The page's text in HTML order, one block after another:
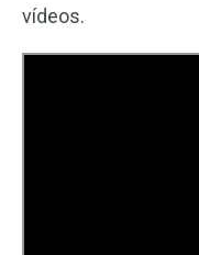
vídeos.